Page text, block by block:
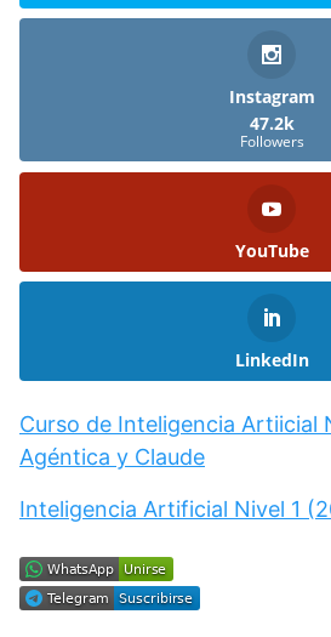
Instagram
47.2k
Followers
YouTube
LinkedIn
Curso de Inteligencia Artiicial
Agéntica y Claude
Inteligencia Artificial Nivel 1